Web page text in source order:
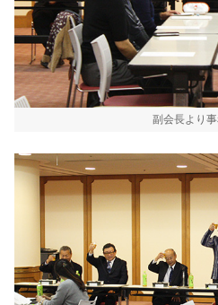
副会長より